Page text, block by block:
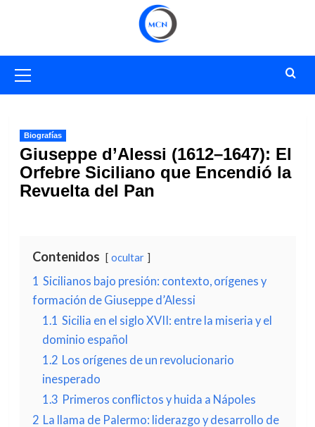
primario
Biografías
Giuseppe d’Alessi (1612–1647): El
Orfebre Siciliano que Encendió la
Revuelta del Pan
Contenidos ocultar
1 Sicilianos bajo presión: contexto, orígenes y
formación de Giuseppe d’Alessi
1.1 Sicilia en el siglo XVII: entre la miseria y el
dominio español
1.2 Los orígenes de un revolucionario
inesperado
1.3 Primeros conflictos y huida a Nápoles
2 La llama de Palermo: liderazgo y desarrollo de